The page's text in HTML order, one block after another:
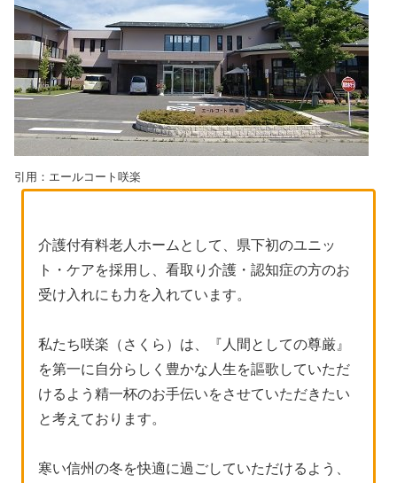
引用：エールコート咲楽
介護付有料老人ホームとして、県下初のユニッ
ト・ケアを採用し、看取り介護・認知症の方のお
受け入れにも力を入れています。
私たち咲楽（さくら）は、『人間としての尊厳』
を第一に自分らしく豊かな人生を謳歌していただ
けるよう精一杯のお手伝いをさせていただきたい
と考えております。
寒い信州の冬を快適に過ごしていただけるよう、